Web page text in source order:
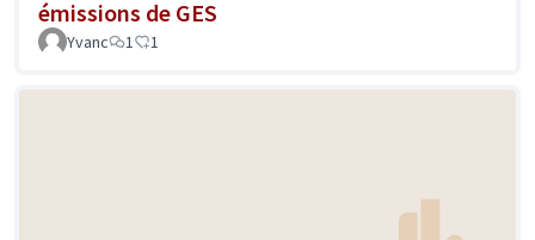
émissions de GES
Yvanc 1 1